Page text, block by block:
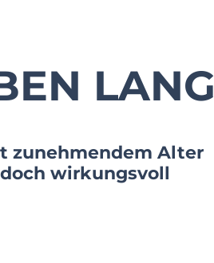
LANG
zunehmendem Alter
wirkungsvoll